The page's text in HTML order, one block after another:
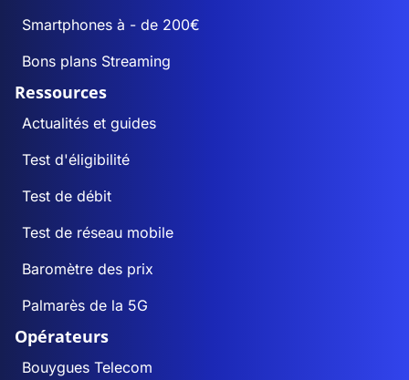
Smartphones à - de 200€
Bons plans Streaming
Ressources
Actualités et guides
Test d'éligibilité
Test de débit
Test de réseau mobile
Baromètre des prix
Palmarès de la 5G
Opérateurs
Bouygues Telecom